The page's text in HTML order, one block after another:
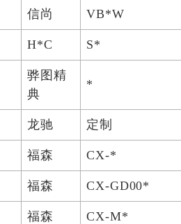
信尚 VB*W
H*C S*
骅图精
典
*
龙驰 定制
福森 CX-*
福森 CX-GD00*
福森 CX-M*